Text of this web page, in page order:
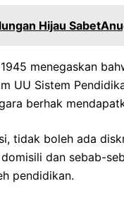
Hijau
menegaskan
UU Sistem
berhak
tidak boleh ada
dan sebab-
pendidikan.